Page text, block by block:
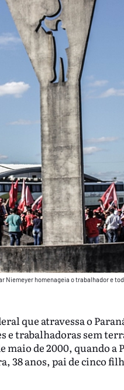
Niemeyer homenageia o trabalhador e
que atravessa o
e trabalhadoras sem
maio de 2000, quando
38 anos, pai de cinco